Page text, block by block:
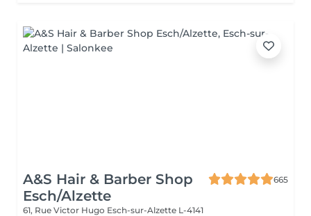
A&S Hair & Barber Shop
Esch/Alzette
665
61, Rue Victor Hugo Esch-sur-Alzette L-4141